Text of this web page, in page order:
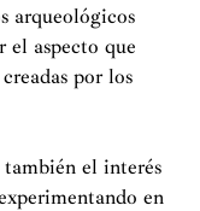
arqueológicos
el aspecto que
por los
también el interés
en